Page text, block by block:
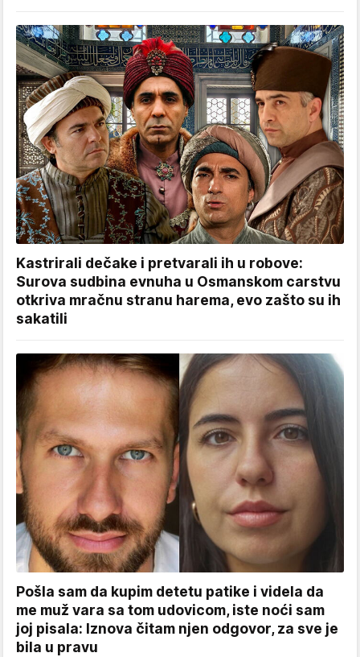
Kastrirali dečake i pretvarali ih u robove:
Surova sudbina evnuha u Osmanskom carstvu
otkriva mračnu stranu harema, evo zašto su ih
sakatili
Pošla sam da kupim detetu patike i videla da
me muž vara sa tom udovicom, iste noći sam
joj pisala: Iznova čitam njen odgovor, za sve je
bila u pravu